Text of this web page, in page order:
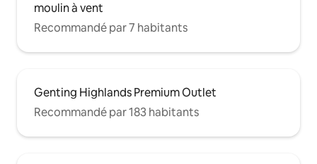
moulin à vent
Recommandé par 7 habitants
Genting Highlands Premium Outlet
Recommandé par 183 habitants